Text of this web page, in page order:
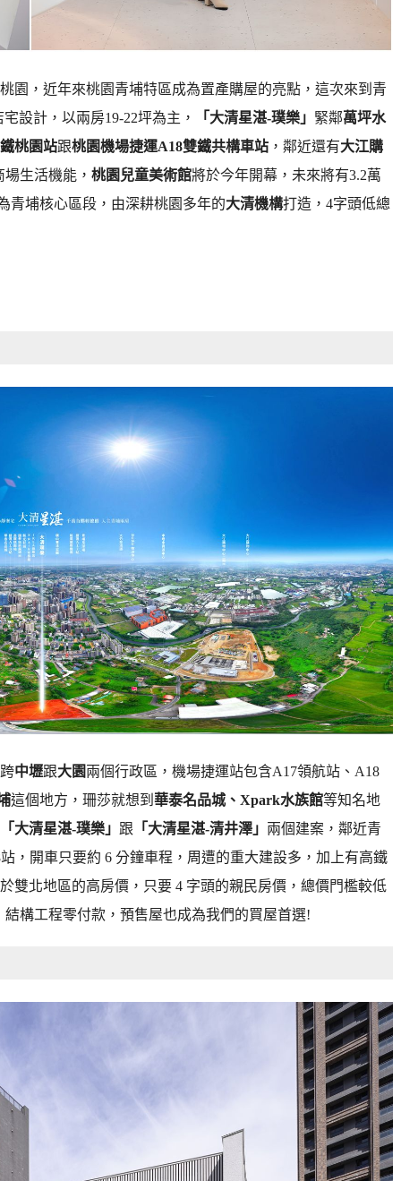
園，近年來桃園青埔特區成為置產購屋的亮點，這次來到青
設計，以兩房19-22坪為主，
「大清星湛-璞樂」 緊鄰萬坪水
桃園站跟桃園機場捷運A18雙鐵共構車站 ，鄰近還有大江購
場生活機能， 桃園 兒童美術館將於今年開幕，未來將有3.2萬
青埔核心區段，由深耕桃園多年的大清機構打造，4字頭低總
中壢跟大園兩個行政區，機場捷運站包含A17領航站、A18
這個地方，珊莎就想到 華泰名品城、Xpark水族館等知名地
「大清星湛-璞樂」 跟 「大清星湛-清井澤」 兩個建案，鄰近青
，開車只要約 6 分鐘車程，周遭的重大建設多，加上有高鐵
雙北地區的高房價，只要 4 字頭的親民房價，總價門檻較低
構工程零付款，預售屋也成為我們的買屋首選!